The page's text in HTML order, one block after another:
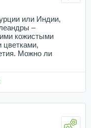
или Индии,
–
кожистыми
цветками,
Можно ли